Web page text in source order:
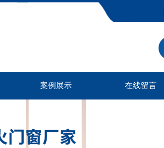
案例展示 在线留言